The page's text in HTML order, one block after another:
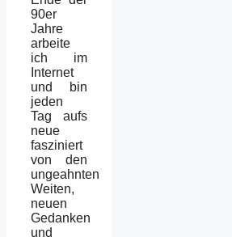
90er
Jahre
arbeite
ich im
Internet
und bin
jeden
Tag aufs
neue
fasziniert
von den
ungeahnten
Weiten,
neuen
Gedanken
und